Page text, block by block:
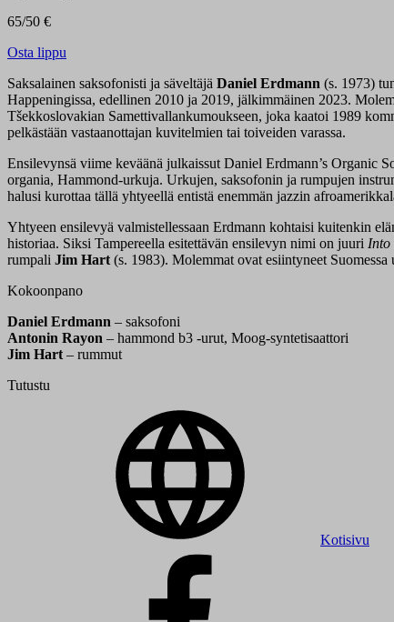
65/50 €
Osta lippu
Saksalainen saksofonisti ja säveltäjä Daniel Erdmann (s. 1973)
Happeningissa, edellinen 2010 ja 2019, jälkimmäinen 2023.
Tšekkoslovakian Samettivallankumoukseen, joka kaatoi 1989
pelkästään vastaanottajan kuvitelmien tai toiveiden varassa.
Ensilevynsä viime keväänä julkaissut Daniel Erdmann’s Organic
organia, Hammond-urkuja. Urkujen, saksofonin ja rumpujen
halusi kurottaa tällä yhtyeellä entistä enemmän jazzin
Yhtyeen ensilevyä valmistellessaan Erdmann kohtaisi kuitenkin
historiaa. Siksi Tampereella esitettävän ensilevyn nimi on juuri Into
rumpali Jim Hart(s. 1983). Molemmat ovat esiintyneet
Kokoonpano
Daniel Erdmann – saksofoni
Antonin Rayon – hammond b3 -urut, Moog-syntetisaattori
Jim Hart– rummut
Tutustu
Kotisivu